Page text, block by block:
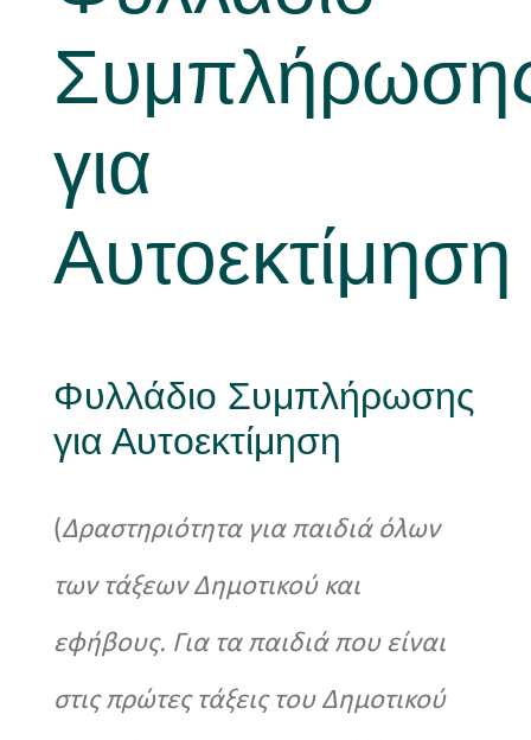
Νέα
για
Αυτοεκτίμηση
Φυλλάδιο Συμπλήρωσης
για Αυτoεκτίμηση
(Δραστηριότητα για παιδιά όλων
των τάξεων Δημοτικού και
εφήβους. Για τα παιδιά που είναι
στις πρώτες τάξεις του Δημοτικού